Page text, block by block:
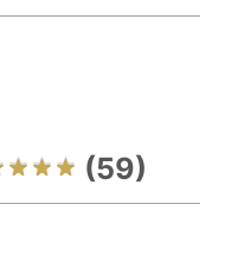
(59)